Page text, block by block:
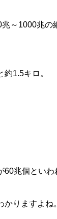
～1000兆の
1.5キロ。
60兆個といわ
かりますよね。